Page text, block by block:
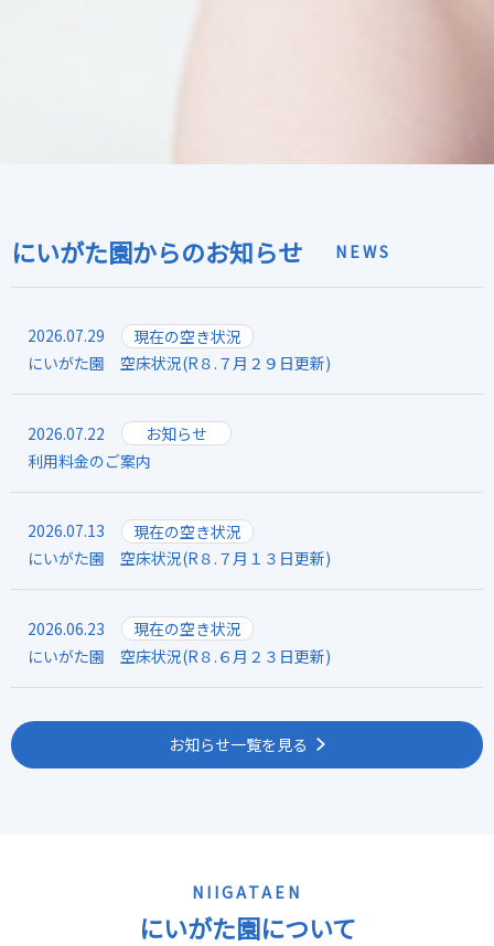
にいがた園からのお知らせ NEWS
2026.07.29
現在の空き状況
にいがた園 空床状況(R８.７月２９日更新)
2026.07.22
お知らせ
利用料金のご案内
2026.07.13
現在の空き状況
にいがた園 空床状況(R８.７月１３日更新)
2026.06.23
現在の空き状況
にいがた園 空床状況(R８.６月２３日更新)
お知らせ一覧を見る
NIIGATAEN
にいがた園について